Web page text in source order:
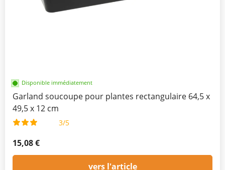
Disponible immédiatement
Garland soucoupe pour plantes rectangulaire 64,5 x
49,5 x 12 cm
3/5
15,08 €
vers l'article